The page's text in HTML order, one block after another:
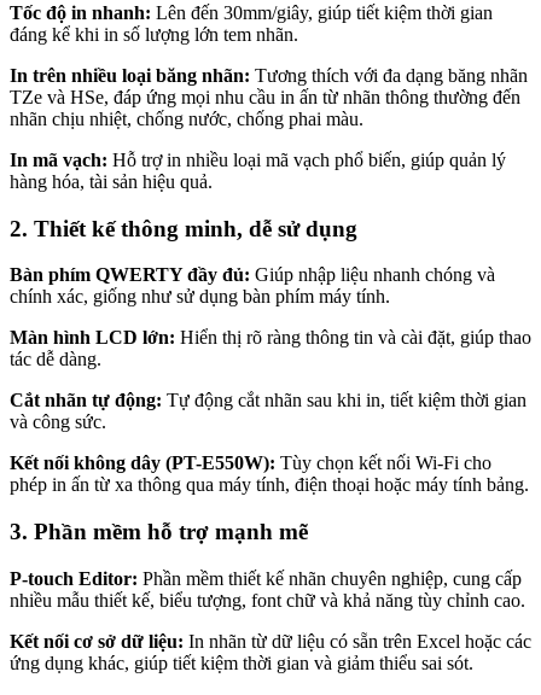
Tốc độ in nhanh: Lên đến 30mm/giây, giúp tiết kiệm thời gian
đáng kể khi in số lượng lớn tem nhãn.
In trên nhiều loại băng nhãn: Tương thích với đa dạng băng nhãn
TZe và HSe, đáp ứng mọi nhu cầu in ấn từ nhãn thông thường đến
nhãn chịu nhiệt, chống nước, chống phai màu.
In mã vạch: Hỗ trợ in nhiều loại mã vạch phổ biến, giúp quản lý
hàng hóa, tài sản hiệu quả.
2. Thiết kế thông minh, dễ sử dụng
Bàn phím QWERTY đầy đủ: Giúp nhập liệu nhanh chóng và
chính xác, giống như sử dụng bàn phím máy tính.
Màn hình LCD lớn: Hiển thị rõ ràng thông tin và cài đặt, giúp thao
tác dễ dàng.
Cắt nhãn tự động: Tự động cắt nhãn sau khi in, tiết kiệm thời gian
và công sức.
Kết nối không dây (PT-E550W): Tùy chọn kết nối Wi-Fi cho
phép in ấn từ xa thông qua máy tính, điện thoại hoặc máy tính bảng.
3. Phần mềm hỗ trợ mạnh mẽ
P-touch Editor: Phần mềm thiết kế nhãn chuyên nghiệp, cung cấp
nhiều mẫu thiết kế, biểu tượng, font chữ và khả năng tùy chỉnh cao.
Kết nối cơ sở dữ liệu: In nhãn từ dữ liệu có sẵn trên Excel hoặc các
ứng dụng khác, giúp tiết kiệm thời gian và giảm thiểu sai sót.